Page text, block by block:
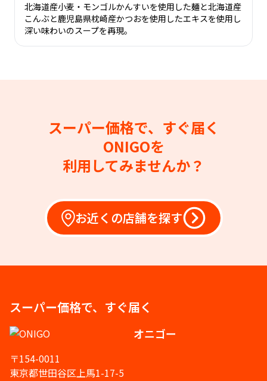
北海道産小麦・モンゴルかんすいを使用した麺と北海道産
こんぶと鹿児島県枕崎産かつおを使用したエキスを使用し
深い味わいのスープを再現。
スーパー価格で、すぐ届く
ONIGOを
利用してみませんか？
お近くの店舗を探す
スーパー価格で、すぐ届く
オニゴー
〒154-0011
東京都世田谷区上馬1-17-5